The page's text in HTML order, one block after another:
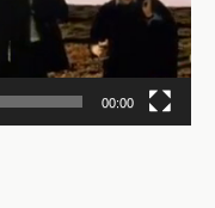
00:00